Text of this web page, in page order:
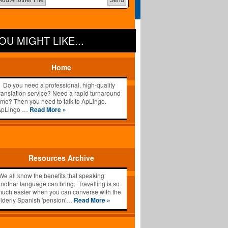
MIGHT LIKE...
Home
you need a professional, high-quality
service? Need a rapid turnaround
Then you need to talk to ApLingo.
… Read More »
Resources Archive
all know the benefits that speaking
language can bring. Travelling is so
easier when you can converse with the
Spanish 'pension'… Read More »